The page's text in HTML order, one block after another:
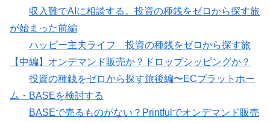
収入難でAIに相談する。投資の種銭をゼロから探す旅
が始まった前編
ハッピー主夫ライフ 投資の種銭をゼロから探す旅
【中編】オンデマンド販売か？ドロップシッピングか？
投資の種銭をゼロから探す旅後編〜ECプラットホー
ム・BASEを検討する
BASEで売るものがない？Printfulでオンデマンド販売